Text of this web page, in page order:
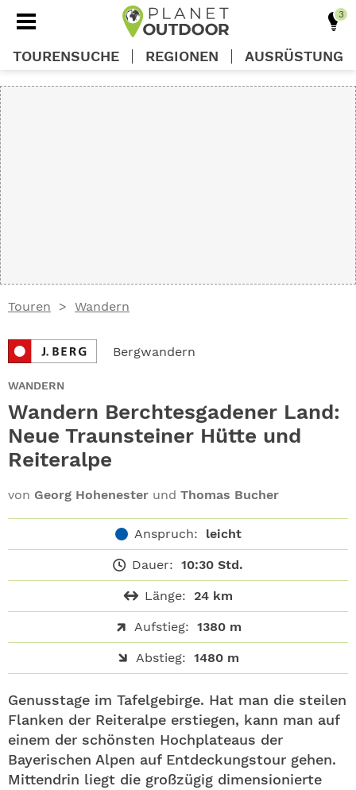
Touren Wandern
Bergwandern
WANDERN
Wandern Berchtesgadener Land:
Neue Traunsteiner Hütte und
Reiteralpe
von Georg Hohenester und Thomas Bucher
Anspruch: leicht
Dauer: 10:30 Std.
Länge: 24 km
Aufstieg: 1380 m
Abstieg: 1480 m
Genusstage im Tafelgebirge. Hat man die steilen
Flanken der Reiteralpe erstiegen, kann man auf
einem der schönsten Hochplateaus der
Bayerischen Alpen auf Entdeckungstour gehen.
Mittendrin liegt die großzügig dimensionierte
TOURENSUCHE REGIONEN AUSRÜSTUNG
ABO
GEWINNEN
NEWSLETTER
ALLE THEMEN